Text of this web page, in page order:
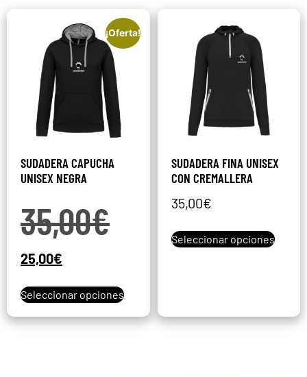
¡Oferta!
SUDADERA CAPUCHA
UNISEX NEGRA
35,00€
25,00€
Seleccionar opciones
SUDADERA FINA UNISEX
CON CREMALLERA
35,00€
Seleccionar opciones